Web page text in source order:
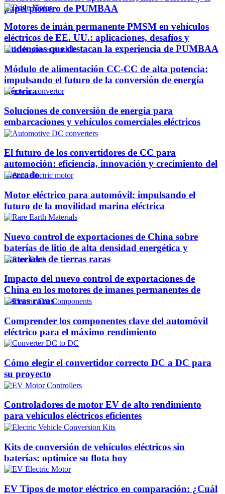
papel pionero de PUMBAA
Motores de imán permanente PMSM en vehículos
eléctricos de EE. UU.: aplicaciones, desafíos y
tendencias que destacan la experiencia de PUMBAA
Módulo de alimentación CC-CC de alta potencia:
impulsando el futuro de la conversión de energía
eléctrica
Soluciones de conversión de energía para
embarcaciones y vehículos comerciales eléctricos
El futuro de los convertidores de CC para
automoción: eficiencia, innovación y crecimiento del
mercado
Motor eléctrico para automóvil: impulsando el
futuro de la movilidad marina eléctrica
Nuevo control de exportaciones de China sobre
baterías de litio de alta densidad energética y
materiales de tierras raras
Impacto del nuevo control de exportaciones de
China en los motores de imanes permanentes de
tierras raras
Comprender los componentes clave del automóvil
eléctrico para el máximo rendimiento
Cómo elegir el convertidor correcto DC a DC para
su proyecto
Controladores de motor EV de alto rendimiento
para vehículos eléctricos eficientes
Kits de conversión de vehículos eléctricos sin
baterías: optimice su flota hoy
EV Tipos de motor eléctrico en comparación: ¿Cuál